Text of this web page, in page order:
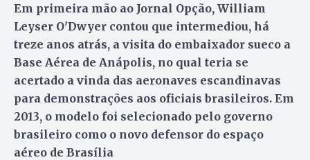
Em primeira mão ao Jornal Opção, William
Leyser O'Dwyer contou que intermediou, há
treze anos atrás, a visita do embaixador sueco a
Base Aérea de Anápolis, no qual teria se
acertado a vinda das aeronaves escandinavas
para demonstrações aos oficiais brasileiros. Em
2013, o modelo foi selecionado pelo governo
brasileiro como o novo defensor do espaço
aéreo de Brasília